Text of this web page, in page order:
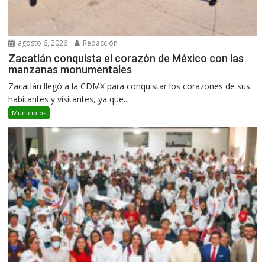
agosto 6, 2026 Redacción
Zacatlán conquista el corazón de México con las
manzanas monumentales
Zacatlán llegó a la CDMX para conquistar los corazones de sus
habitantes y visitantes, ya que...
Municipios